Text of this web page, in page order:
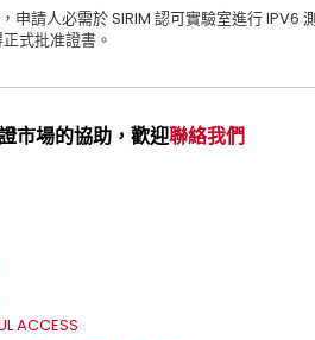
申請人必需於SIRIM 認可實驗室進行IPV6
式批准證書。
市場的協助，歡迎聯絡我們
ACCESS